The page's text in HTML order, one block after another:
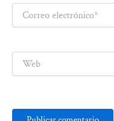
electrónico*